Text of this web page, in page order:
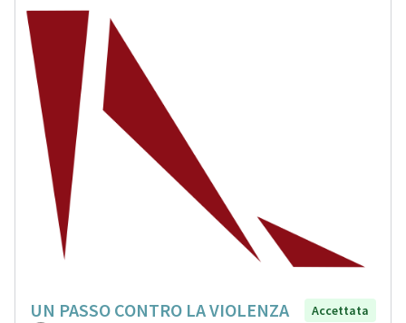
UN PASSO CONTRO LA VIOLENZA
Accettata